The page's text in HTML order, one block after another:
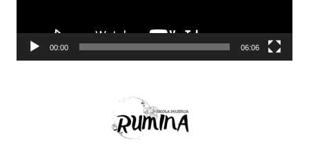
00:00 06:06